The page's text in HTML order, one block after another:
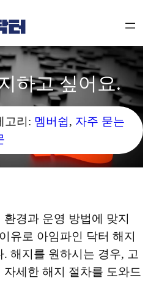
하고 싶어요.
고리: 멤버쉽, 자주 묻는
경과 운영 방법에 맞지
유로 아임파인 닥터 해지
해지를 원하시는 경우, 고
세한 해지 절차를 도와드